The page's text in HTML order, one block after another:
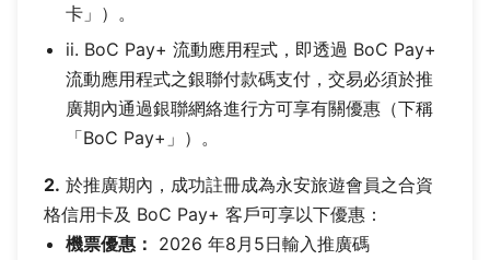
卡」）。
ii. BoC Pay+ 流動應用程式，即透過 BoC Pay+
流動應用程式之銀聯付款碼支付，交易必須於推
廣期內通過銀聯網絡進行方可享有關優惠（下稱
「BoC Pay+」）。
2. 於推廣期內，成功註冊成為永安旅遊會員之合資
格信用卡及 BoC Pay+ 客戶可享以下優惠：
機票優惠： 2026 年8月5日輸入推廣碼